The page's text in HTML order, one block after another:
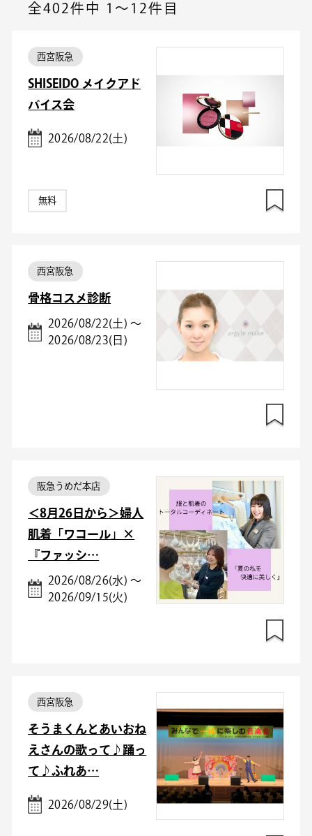
全402件中 1～12件目
西宮阪急
SHISEIDO メイクアド
バイス会
2026/08/22(土)
無料
西宮阪急
骨格コスメ診断
2026/08/22(土) ～
2026/08/23(日)
阪急うめだ本店
＜8月26日から＞婦人
肌着「ワコール」×
『ファッシ…
2026/08/26(水) ～
2026/09/15(火)
西宮阪急
そうまくんとあいおね
えさんの歌って♪踊っ
て♪ふれあ…
2026/08/29(土)